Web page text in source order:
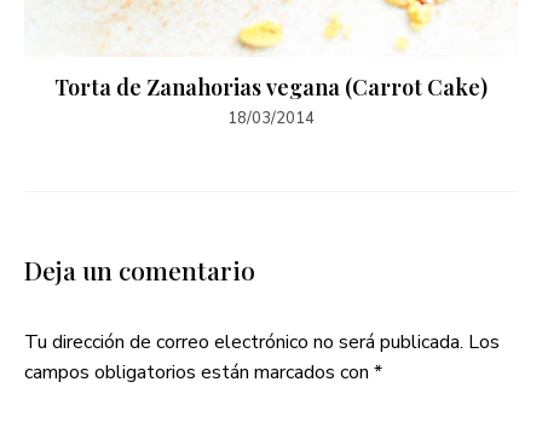
Torta de Zanahorias vegana (Carrot Cake)
18/03/2014
Deja un comentario
Tu dirección de correo electrónico no será publicada. Los
campos obligatorios están marcados con *